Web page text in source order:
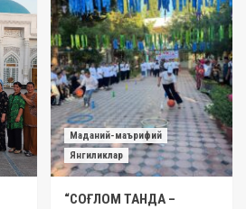
Маданий-маърифий
Янгиликлар
“СОҒЛОМ ТАНДА –